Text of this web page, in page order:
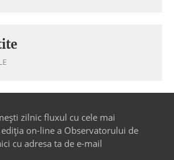
zilnic fluxul cu cele mai
on-line a Observatorului de
cu adresa ta de e-mail